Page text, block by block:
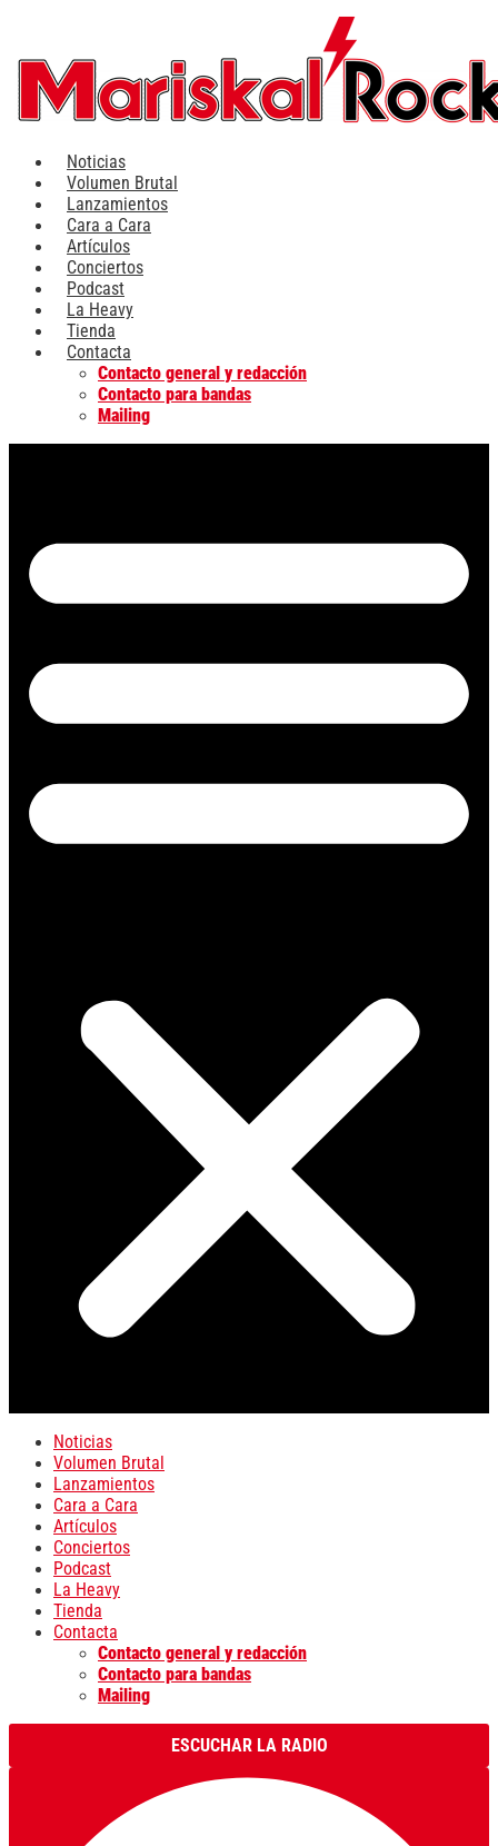
contenido
Noticias
Volumen Brutal
Lanzamientos
Cara a Cara
Artículos
Conciertos
Podcast
La Heavy
Tienda
Contacta
Contacto general y redacción
Contacto para bandas
Mailing
Noticias
Volumen Brutal
Lanzamientos
Cara a Cara
Artículos
Conciertos
Podcast
La Heavy
Tienda
Contacta
Contacto general y redacción
Contacto para bandas
Mailing
ESCUCHAR LA RADIO